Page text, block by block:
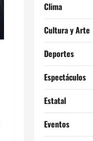
Clima
Cultura y Arte
Deportes
Espectáculos
Estatal
Eventos